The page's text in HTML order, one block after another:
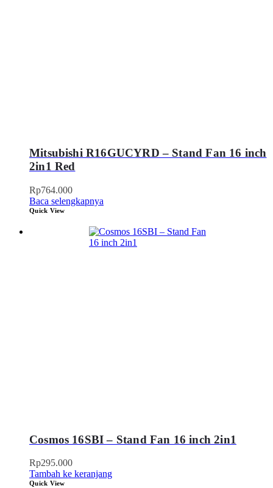
Mitsubishi R16GUCYRD – Stand Fan 16 inch
2in1 Red
Rp764.000
Baca selengkapnya
Quick View
Cosmos 16SBI – Stand Fan 16 inch 2in1
Rp295.000
Tambah ke keranjang
Quick View